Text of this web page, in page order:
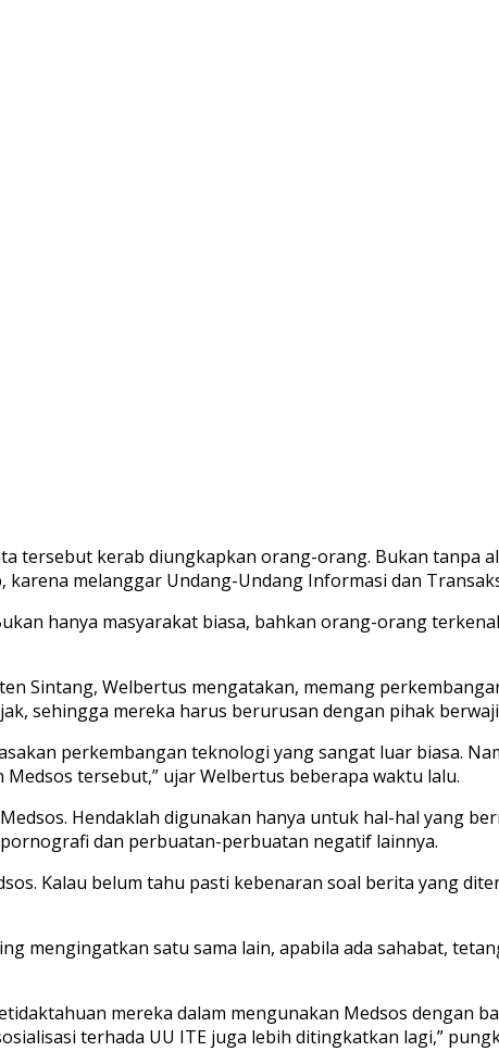
tersebut kerab diungkapkan orang-orang. Bukan tanpa
melanggar Undang-Undang Informasi dan
hanya masyarakat biasa, bahkan orang-orang
Sintang, Welbertus mengatakan, memang
sehingga mereka harus berurusan dengan pihak
perkembangan teknologi yang sangat luar biasa.
tersebut,” ujar Welbertus beberapa waktu lalu.
Hendaklah digunakan hanya untuk hal-hal yang
dan perbuatan-perbuatan negatif lainnya.
Kalau belum tahu pasti kebenaran soal berita yang
mengingatkan satu sama lain, apabila ada sahabat,
mereka dalam mengunakan Medsos dengan
terhada UU ITE juga lebih ditingkatkan lagi,”